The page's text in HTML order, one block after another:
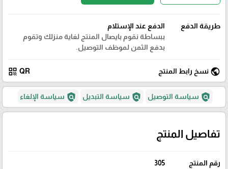
طريقة الدفع
الدفع عند الإستلام
ببساطة نقوم بايصال المنتج لغاية منزلك وتقوم
بدفع الثمن لموظف التوصيل.
public نسخ رابط المنتج QR
qr_code
policy سياسة التوصيل policy سياسة التبديل policy سياسة الإلغاء
تفاصيل المنتج
رقم المنتج 305